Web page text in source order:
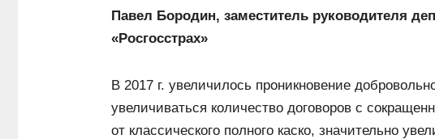
Павел Бородин, заместитель руководителя
«Росгосстрах»
В 2017 г. увеличилось проникновение
увеличиваться количество договоров с
от классического полного каско, значительно